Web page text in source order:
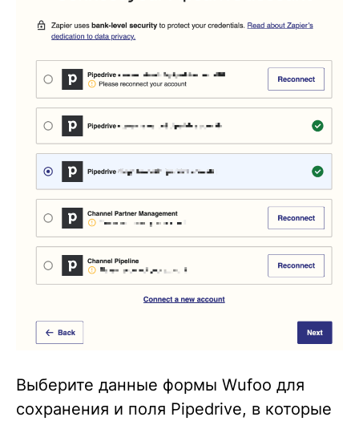
Выберите данные формы Wufoo для
сохранения и поля Pipedrive, в которые